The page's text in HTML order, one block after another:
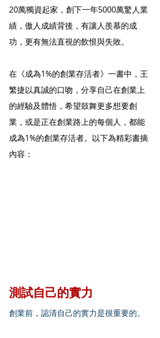
20萬獨資起家，創下一年5000萬驚人業
績，傲人成績背後，有讓人羨慕的成
功，更有無法直視的飲恨與失敗。
在《成為1%的創業存活者》一書中，王
繁捷以真誠的口吻，分享自己在創業上
的經驗及體悟，希望鼓舞更多想要創
業，或是正在創業路上的每個人，都能
成為1%的創業存活者。以下為精彩書摘
內容：
測試自己的實力
創業前，認清自己的實力是很重要的。